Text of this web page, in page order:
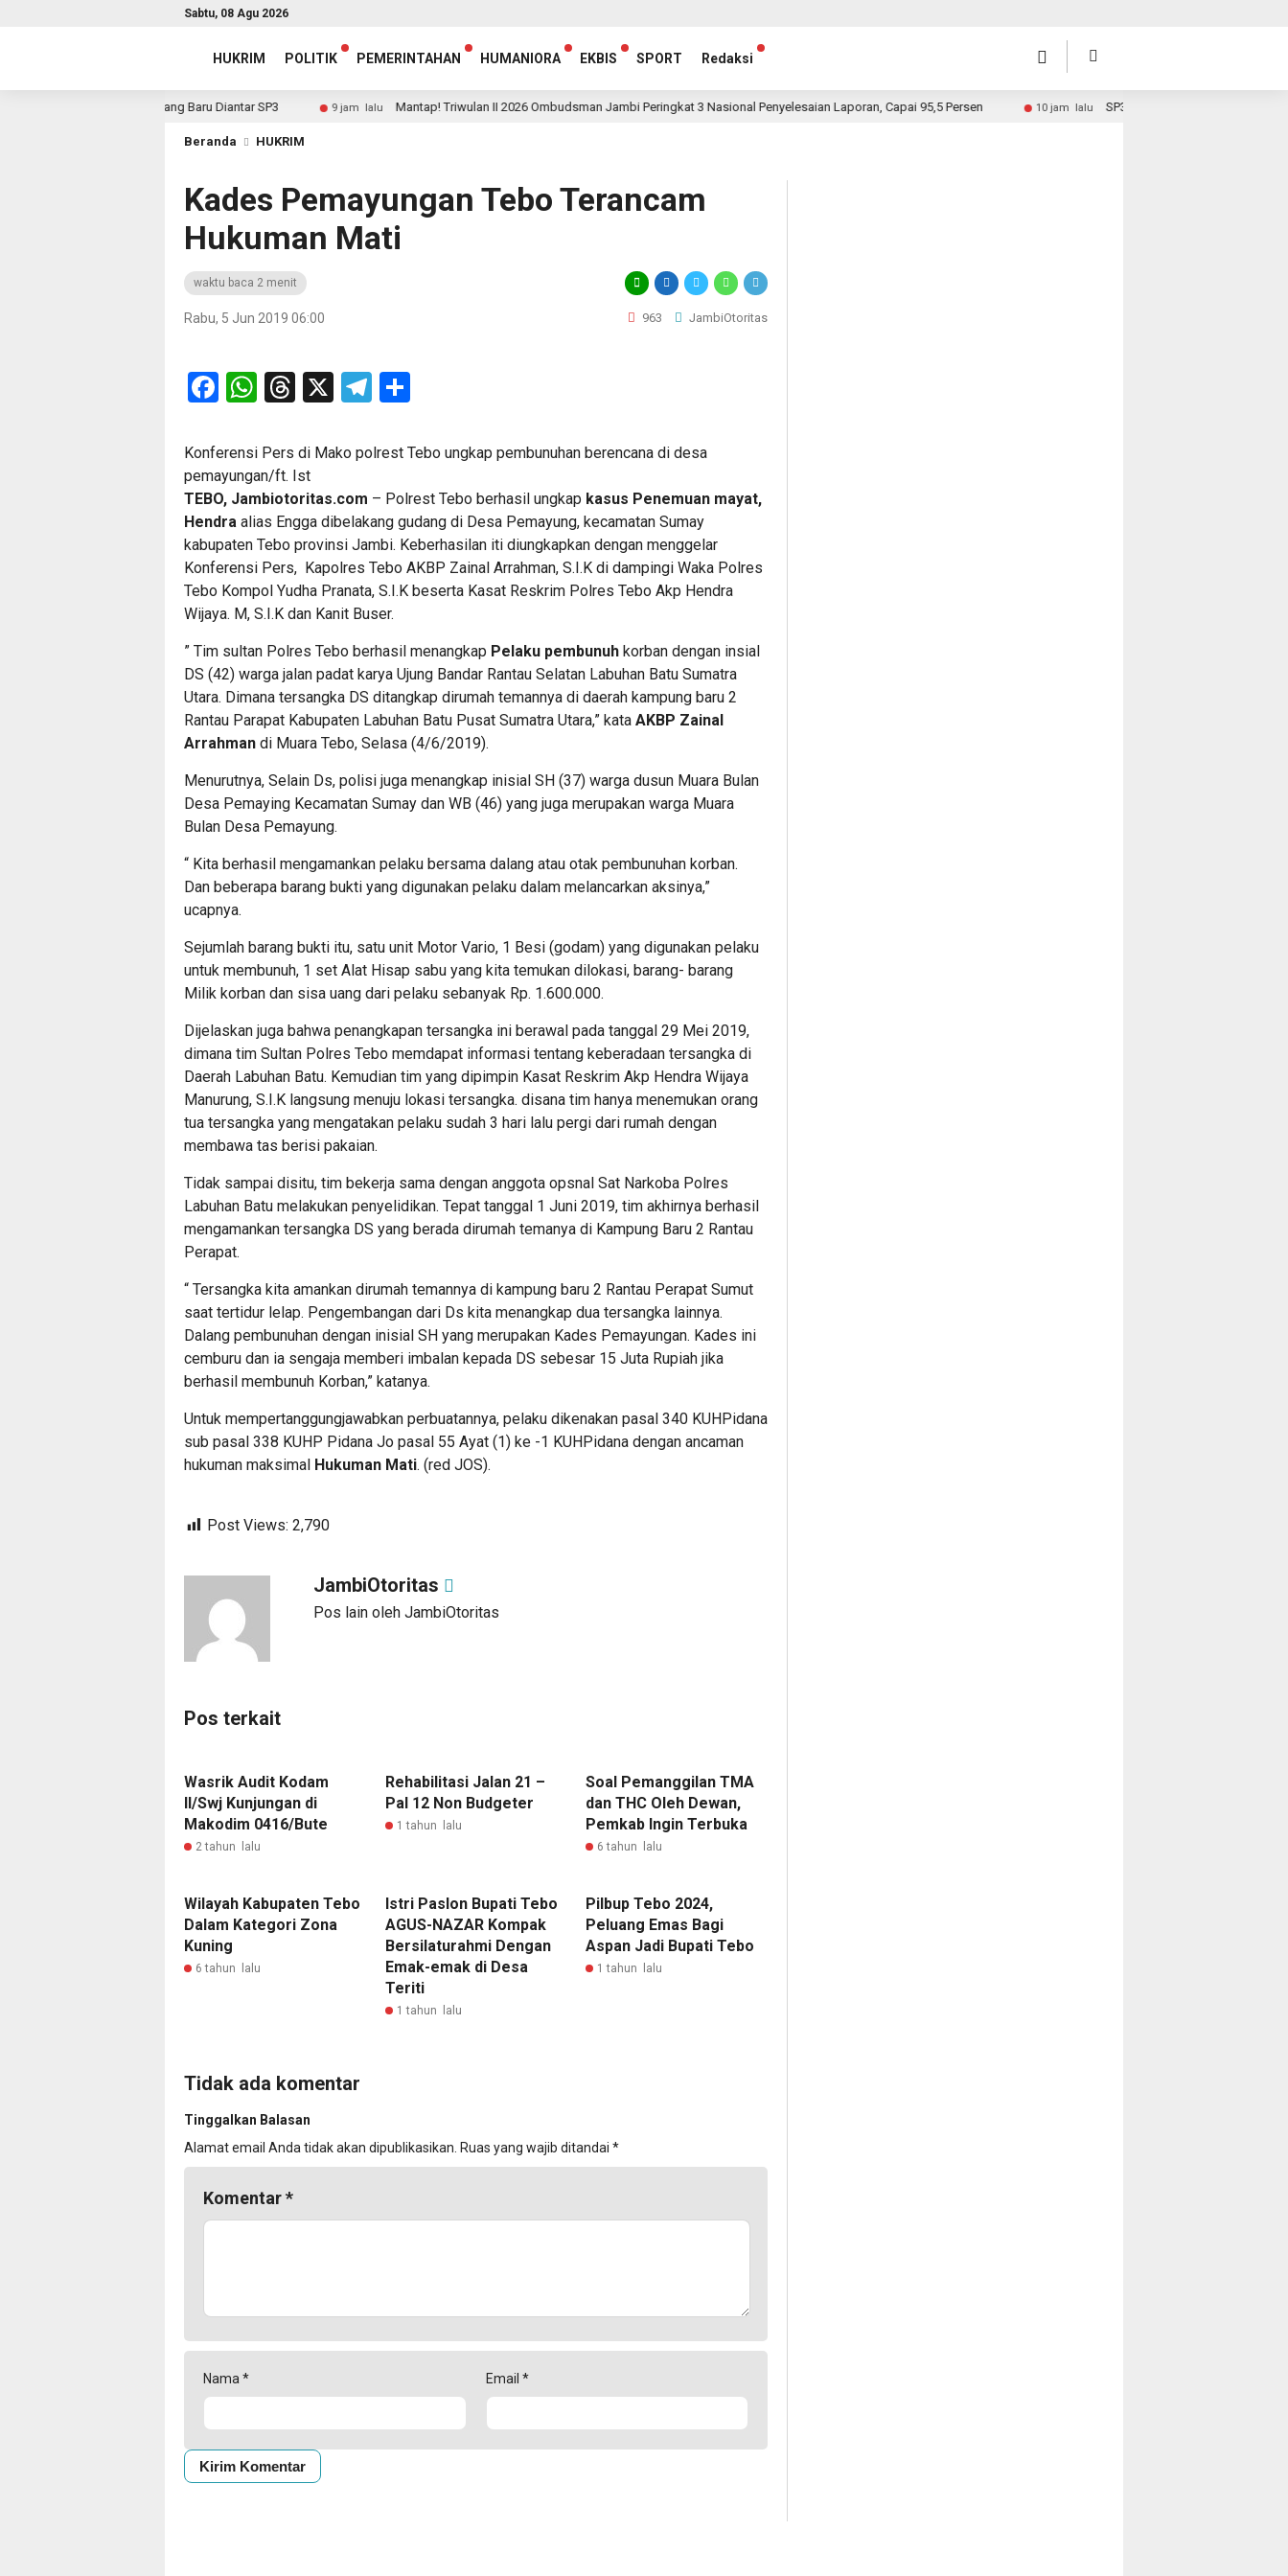
Sabtu, 08 Agu 2026
HUKRIM POLITIK PEMERINTAHAN HUMANIORA EKBIS SPORT Redaksi
Diteken, Sekda: Yang Baru Diantar SP3 9 jam lalu Mantap! Triwulan II 2026 Ombudsman Jambi Peringkat 3 Nasional Penyelesaian Laporan, Capai 95,5 Persen 10 jam lalu SP3 Kades Sungai Rambai, Hari Ini Surat
Beranda HUKRIM
Kades Pemayungan Tebo Terancam
Hukuman Mati
waktu baca 2 menit
Rabu, 5 Jun 2019 06:00 963 JambiOtoritas
Facebook
WhatsApp
Threads
X Telegram
Konferensi Pers di Mako polrest Tebo ungkap pembunuhan berencana di desa
pemayungan/ft. Ist
TEBO, Jambiotoritas.com – Polrest Tebo berhasil ungkap kasus Penemuan mayat,
Hendra alias Engga dibelakang gudang di Desa Pemayung, kecamatan Sumay
kabupaten Tebo provinsi Jambi. Keberhasilan iti diungkapkan dengan menggelar
Konferensi Pers, Kapolres Tebo AKBP Zainal Arrahman, S.I.K di dampingi Waka Polres
Tebo Kompol Yudha Pranata, S.I.K beserta Kasat Reskrim Polres Tebo Akp Hendra
Wijaya. M, S.I.K dan Kanit Buser.
” Tim sultan Polres Tebo berhasil menangkap Pelaku pembunuh korban dengan insial
DS (42) warga jalan padat karya Ujung Bandar Rantau Selatan Labuhan Batu Sumatra
Utara. Dimana tersangka DS ditangkap dirumah temannya di daerah kampung baru 2
Rantau Parapat Kabupaten Labuhan Batu Pusat Sumatra Utara,” kata AKBP Zainal
Arrahman di Muara Tebo, Selasa (4/6/2019).
Menurutnya, Selain Ds, polisi juga menangkap inisial SH (37) warga dusun Muara Bulan
Desa Pemaying Kecamatan Sumay dan WB (46) yang juga merupakan warga Muara
Bulan Desa Pemayung.
“ Kita berhasil mengamankan pelaku bersama dalang atau otak pembunuhan korban.
Dan beberapa barang bukti yang digunakan pelaku dalam melancarkan aksinya,”
ucapnya.
Sejumlah barang bukti itu, satu unit Motor Vario, 1 Besi (godam) yang digunakan pelaku
untuk membunuh, 1 set Alat Hisap sabu yang kita temukan dilokasi, barang- barang
Milik korban dan sisa uang dari pelaku sebanyak Rp. 1.600.000.
Dijelaskan juga bahwa penangkapan tersangka ini berawal pada tanggal 29 Mei 2019,
dimana tim Sultan Polres Tebo memdapat informasi tentang keberadaan tersangka di
Daerah Labuhan Batu. Kemudian tim yang dipimpin Kasat Reskrim Akp Hendra Wijaya
Manurung, S.I.K langsung menuju lokasi tersangka. disana tim hanya menemukan orang
tua tersangka yang mengatakan pelaku sudah 3 hari lalu pergi dari rumah dengan
membawa tas berisi pakaian.
Tidak sampai disitu, tim bekerja sama dengan anggota opsnal Sat Narkoba Polres
Labuhan Batu melakukan penyelidikan. Tepat tanggal 1 Juni 2019, tim akhirnya berhasil
mengamankan tersangka DS yang berada dirumah temanya di Kampung Baru 2 Rantau
Perapat.
“ Tersangka kita amankan dirumah temannya di kampung baru 2 Rantau Perapat Sumut
saat tertidur lelap. Pengembangan dari Ds kita menangkap dua tersangka lainnya.
Dalang pembunuhan dengan inisial SH yang merupakan Kades Pemayungan. Kades ini
cemburu dan ia sengaja memberi imbalan kepada DS sebesar 15 Juta Rupiah jika
berhasil membunuh Korban,” katanya.
Untuk mempertanggungjawabkan perbuatannya, pelaku dikenakan pasal 340 KUHPidana
sub pasal 338 KUHP Pidana Jo pasal 55 Ayat (1) ke -1 KUHPidana dengan ancaman
hukuman maksimal Hukuman Mati. (red JOS).
Post Views: 2,790
JambiOtoritas
Pos lain oleh JambiOtoritas
Pos terkait
Wasrik Audit Kodam
II/Swj Kunjungan di
Makodim 0416/Bute
2 tahun lalu
Rehabilitasi Jalan 21 –
Pal 12 Non Budgeter
1 tahun lalu
Soal Pemanggilan TMA
dan THC Oleh Dewan,
Pemkab Ingin Terbuka
6 tahun lalu
Wilayah Kabupaten Tebo
Dalam Kategori Zona
Kuning
6 tahun lalu
Istri Paslon Bupati Tebo
AGUS-NAZAR Kompak
Bersilaturahmi Dengan
Emak-emak di Desa
Teriti
1 tahun lalu
Pilbup Tebo 2024,
Peluang Emas Bagi
Aspan Jadi Bupati Tebo
1 tahun lalu
Tidak ada komentar
Tinggalkan Balasan
Alamat email Anda tidak akan dipublikasikan. Ruas yang wajib ditandai *
Komentar*
Nama * Email *